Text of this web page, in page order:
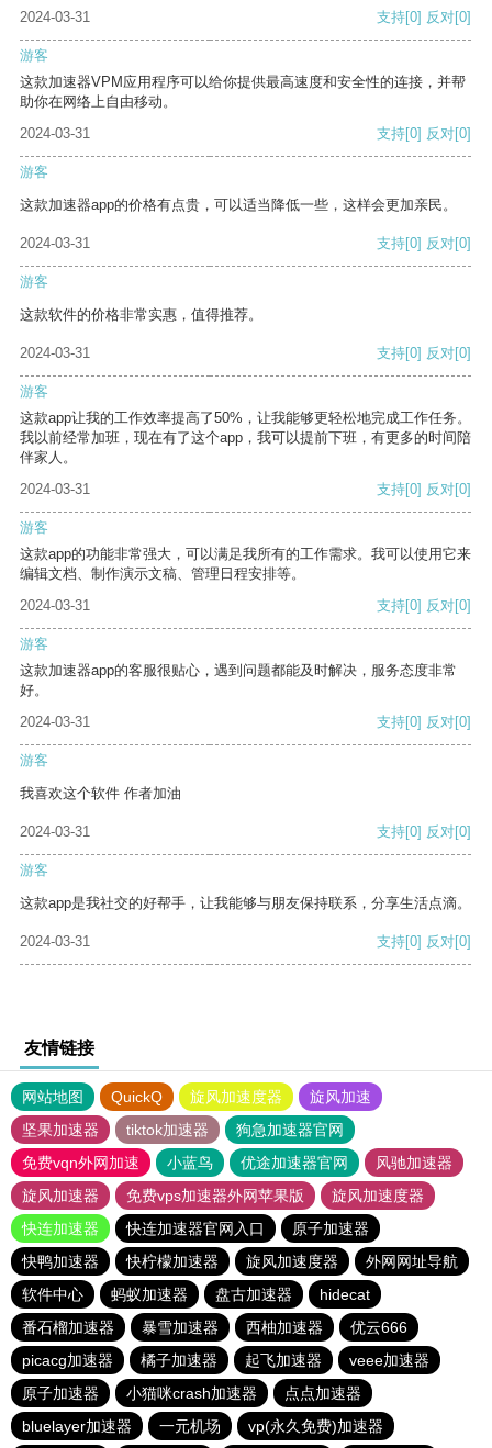
2024-03-31
支持[0] 反对[0]
游客
这款加速器VPM应用程序可以给你提供最高速度和安全性的连接，并帮
助你在网络上自由移动。
2024-03-31
支持[0] 反对[0]
游客
这款加速器app的价格有点贵，可以适当降低一些，这样会更加亲民。
2024-03-31 支持[0] 反对[0]
游客
这款软件的价格非常实惠，值得推荐。
2024-03-31 支持[0] 反对[0]
游客
这款app让我的工作效率提高了50%，让我能够更轻松地完成工作任务。
我以前经常加班，现在有了这个app，我可以提前下班，有更多的时间陪
伴家人。
2024-03-31
支持[0] 反对[0]
游客
这款app的功能非常强大，可以满足我所有的工作需求。我可以使用它来
编辑文档、制作演示文稿、管理日程安排等。
2024-03-31
支持[0] 反对[0]
游客
这款加速器app的客服很贴心，遇到问题都能及时解决，服务态度非常
好。
2024-03-31
支持[0] 反对[0]
游客
我喜欢这个软件 作者加油
2024-03-31 支持[0] 反对[0]
游客
这款app是我社交的好帮手，让我能够与朋友保持联系，分享生活点滴。
2024-03-31 支持[0] 反对[0]
友情链接
网站地图 QuickQ 旋风加速度器
旋风加速
坚果加速器
tiktok加速器
狗急加速器官网
免费vqn外网加速
小蓝鸟 优途加速器官网
风驰加速器
旋风加速器
免费vps加速器外网苹果版
旋风加速度器
快连加速器
快连加速器官网入口
原子加速器
快鸭加速器
快柠檬加速器 旋风加速度器
外网网址导航
软件中心
蚂蚁加速器 盘古加速器
hidecat
番石榴加速器
暴雪加速器 西柚加速器
优云666
picacg加速器
橘子加速器 起飞加速器
veee加速器
原子加速器
小猫咪crash加速器
点点加速器
bluelayer加速器
一元机场 vp(永久免费)加速器